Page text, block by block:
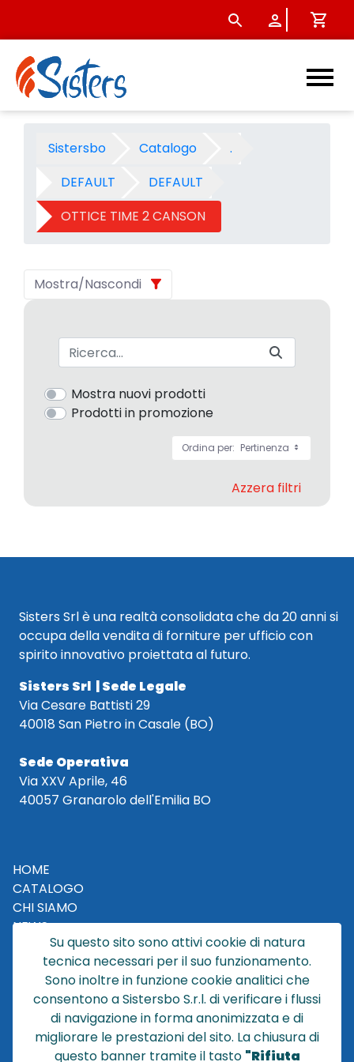
OTTICE TIME 2 CANSON -
Sistersbo Catalogo
.
DEFAULT
DEFAULT
OTTICE TIME 2 CANSON
Mostra/Nascondi
Barra di ricerca
Mostra nuovi prodotti
Prodotti in promozione
Ordina per: Pertinenza
Azzera filtri
Sisters Srl è una realtà consolidata che da 20 anni si
occupa della vendita di forniture per ufficio con
spirito innovativo proiettata al futuro.
Sisters Srl | Sede Legale
Via Cesare Battisti 29
40018 San Pietro in Casale (BO)
Sede Operativa
Via XXV Aprile, 46
40057 Granarolo dell'Emilia BO
HOME
CATALOGO
CHI SIAMO
NEWS
CONTATTACI
CONDIZIONI DI VENDITA
POLICY PRIVACY
NOTE LEGALI
Cookie
Su questo sito sono attivi cookie di natura
tecnica necessari per il suo funzionamento.
Sono inoltre in funzione cookie analitici che
consentono a Sistersbo S.r.l. di verificare i flussi
di navigazione in forma anonimizzata e di
migliorare le prestazioni del sito. La chiusura di
questo banner tramite il tasto "Rifiuta